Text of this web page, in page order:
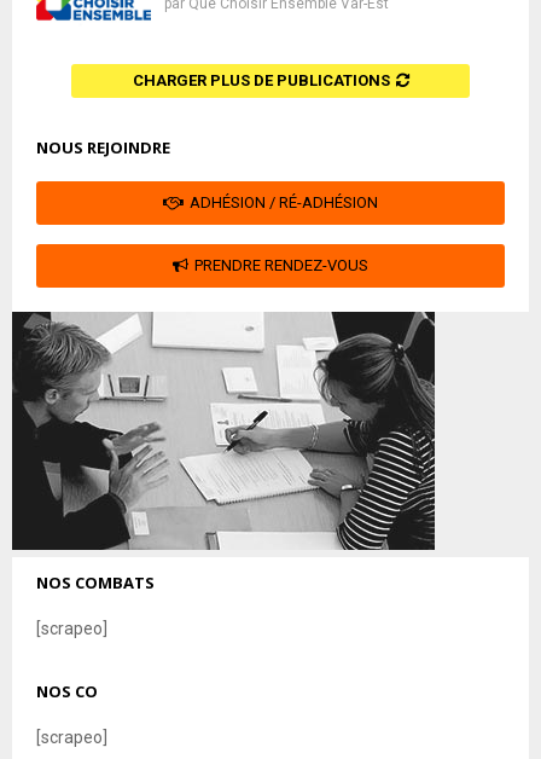
CHARGER PLUS DE PUBLICATIONS
NOUS REJOINDRE
ADHÉSION / RÉ-ADHÉSION
PRENDRE RENDEZ-VOUS
NOS COMBATS
[scrapeo]
NOS CO
[scrapeo]